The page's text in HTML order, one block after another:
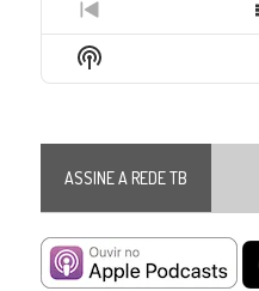
Previous
Episode
Show
Podcast
ASSINE A REDE TB